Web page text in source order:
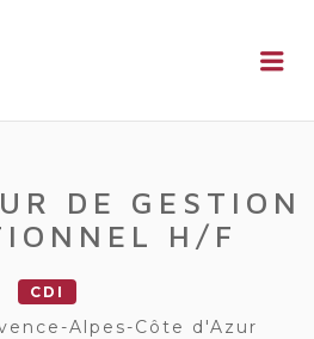
DE GESTION
H/F
CDI
Alpes-Côte d'Azur